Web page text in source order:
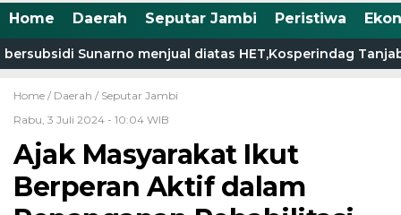
Home Daerah Seputar Jambi Peristiwa
Sunarno menjual diatas HET,Kosperindag
Home / Daerah / Seputar Jambi
Rabu, 3 Juli 2024 - 10:04 WIB
Ajak Masyarakat Ikut
Berperan Aktif dalam